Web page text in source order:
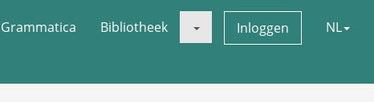
Grammatica Bibliotheek Inloggen NL